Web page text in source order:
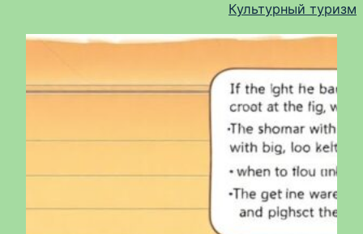
Культурный туризм